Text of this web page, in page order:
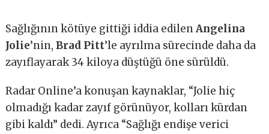
Sağlığının kötüye gittiği iddia edilenAngelina
Jolie’nin,Brad Pitt’le ayrılma sürecinde daha da
zayıflayarak 34 kiloya düştüğü öne sürüldü.
Radar Online’a konuşan kaynaklar, “Jolie hiç
olmadığı kadar zayıf görünüyor, kolları kürdan
gibi kaldı” dedi. Ayrıca “Sağlığı endişe verici